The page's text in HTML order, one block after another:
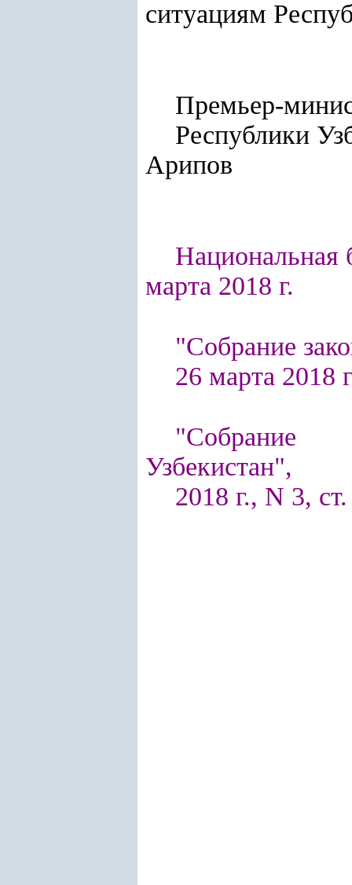
ситуациям
Премьер-
Арипов
Национальная
марта 2018 г.
"Собрание
26 марта 2018
"Собрание
Узбекистан",
2018 г., N 3,